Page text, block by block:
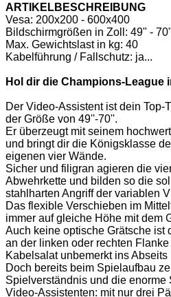
ARTIKELBESCHREIBUNG
Vesa: 200x200 - 600x400
Bildschirmgrößen in Zoll: 49" - 70"
Max. Gewichtslast in kg: 40
Kabelführung / Fallschutz: ja...
Hol dir die Champions-League
Der Video-Assistent ist dein Top-
der Größe von 49''-70''.
Er überzeugt mit seinem
und bringt dir die Königsklasse
eigenen vier Wände.
Sicher und filigran agieren die
Abwehrkette und bilden so die
stahlharten Angriff der variablen
Das flexible Verschieben im
immer auf gleiche Höhe mit dem
Auch keine optische Grätsche ist
an der linken oder rechten
Kabelsalat unbemerkt ins Abseits
Doch bereits beim Spielaufbau
Spielverständnis und die
Video-Assistenten: mit nur drei